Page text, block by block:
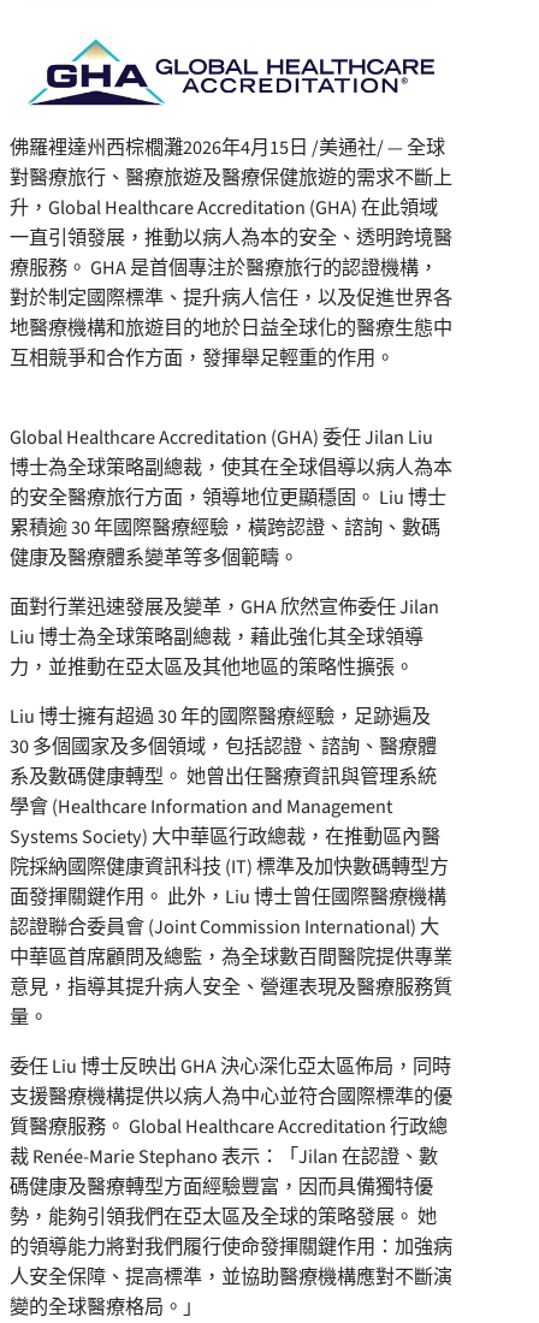
佛羅裡達州西棕櫚灘2026年4月15日 /美通社/ — 全球
對醫療旅行、醫療旅遊及醫療保健旅遊的需求不斷上
升，Global Healthcare Accreditation (GHA) 在此領域
一直引領發展，推動以病人為本的安全、透明跨境醫
療服務。 GHA 是首個專注於醫療旅行的認證機構，
對於制定國際標準、提升病人信任，以及促進世界各
地醫療機構和旅遊目的地於日益全球化的醫療生態中
互相競爭和合作方面，發揮舉足輕重的作用。
Global Healthcare Accreditation (GHA) 委任 Jilan Liu
博士為全球策略副總裁，使其在全球倡導以病人為本
的安全醫療旅行方面，領導地位更顯穩固。 Liu 博士
累積逾 30 年國際醫療經驗，橫跨認證、諮詢、數碼
健康及醫療體系變革等多個範疇。
面對行業迅速發展及變革，GHA 欣然宣佈委任 Jilan
Liu 博士為全球策略副總裁，藉此強化其全球領導
力，並推動在亞太區及其他地區的策略性擴張。
Liu 博士擁有超過 30 年的國際醫療經驗，足跡遍及
30 多個國家及多個領域，包括認證、諮詢、醫療體
系及數碼健康轉型。 她曾出任醫療資訊與管理系統
學會 (Healthcare Information and Management
Systems Society) 大中華區行政總裁，在推動區內醫
院採納國際健康資訊科技 (IT) 標準及加快數碼轉型方
面發揮關鍵作用。 此外，Liu 博士曾任國際醫療機構
認證聯合委員會 (Joint Commission International) 大
中華區首席顧問及總監，為全球數百間醫院提供專業
意見，指導其提升病人安全、營運表現及醫療服務質
量。
委任 Liu 博士反映出 GHA 決心深化亞太區佈局，同時
支援醫療機構提供以病人為中心並符合國際標準的優
質醫療服務。 Global Healthcare Accreditation 行政總
裁 Renée-Marie Stephano 表示：「Jilan 在認證、數
碼健康及醫療轉型方面經驗豐富，因而具備獨特優
勢，能夠引領我們在亞太區及全球的策略發展。 她
的領導能力將對我們履行使命發揮關鍵作用：加強病
人安全保障、提高標準，並協助醫療機構應對不斷演
變的全球醫療格局。」